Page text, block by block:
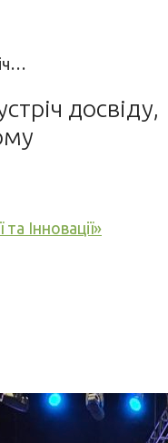
досвіду,
Інновації»